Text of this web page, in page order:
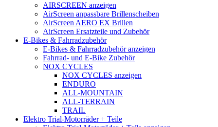
AIRSCREEN anzeigen
AirScreen anpassbare Brillenscheiben
AirScreen AERO EX Brillen
AirScreen Ersatzteile und Zubehör
E-Bikes & Fahrradzubehör
E-Bikes & Fahrradzubehör anzeigen
Fahrrad- und E-Bike Zubehör
NOX CYCLES
NOX CYCLES anzeigen
ENDURO
ALL-MOUNTAIN
ALL-TERRAIN
TRAIL
Elektro Trial-Motorräder + Teile